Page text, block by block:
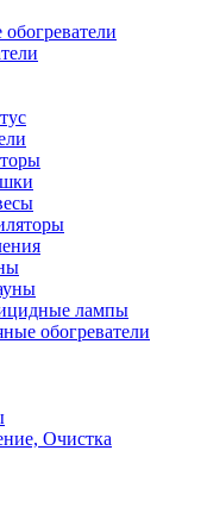
обогреватели
лампы
обогреватели
Очистка